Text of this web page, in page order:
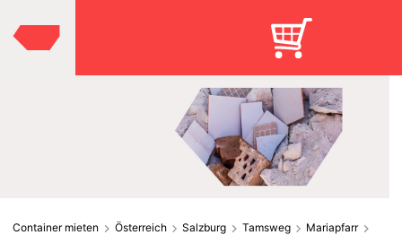
Container mieten Österreich Salzburg Tamsweg
Mariapfarr